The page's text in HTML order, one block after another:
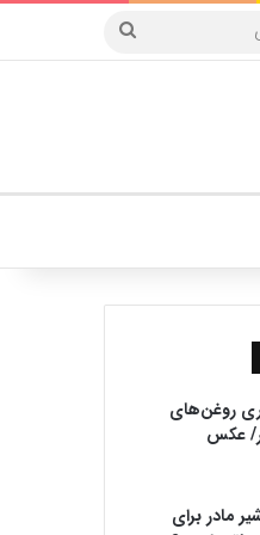
جستجو
روغن‌های
عکس
مادر برای